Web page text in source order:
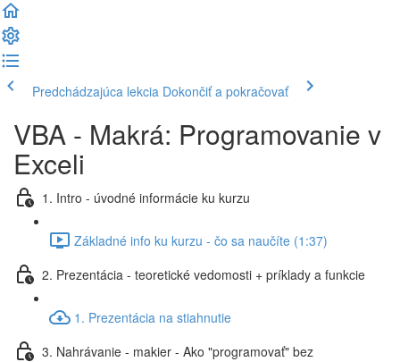
Predchádzajúca lekcia Dokončiť a pokračovať
VBA - Makrá: Programovanie v
Exceli
1. Intro - úvodné informácie ku kurzu
Základné info ku kurzu - čo sa naučíte (1:37)
2. Prezentácia - teoretické vedomosti + príklady a funkcie
1. Prezentácia na stiahnutie
3. Nahrávanie - makier - Ako "programovať" bez